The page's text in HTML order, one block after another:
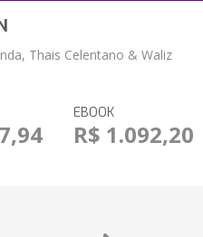
Thais Celentano & Waliz
EBOOK
R$ 1.092,20